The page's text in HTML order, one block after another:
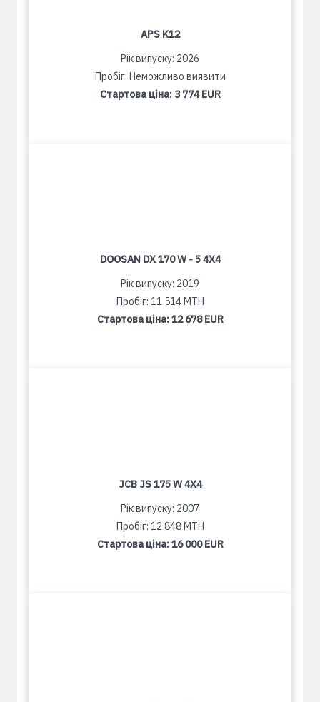
APS K12
Рік випуску: 2026
Пробіг: Неможливо виявити
Стартова ціна: 3 774 EUR
DOOSAN DX 170 W - 5 4X4
Рік випуску: 2019
Пробіг: 11 514 MTH
Стартова ціна:12 678 EUR
JCB JS 175 W 4X4
Рік випуску: 2007
Пробіг: 12 848 MTH
Стартова ціна:16 000 EUR